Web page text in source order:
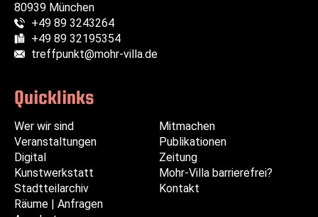
80939 München
Telefon:
+49 89 3243264
Fax:
+49 89 32195354
E-Mail:
treffpunkt@mohr-villa.de
Quicklinks
überspringen
Wer wir sind
Veranstaltungen
Digital
Kunstwerkstatt
Stadtteilarchiv
Räume | Anfragen
überspringen
Mitmachen
Publikationen
Zeitung
Mohr-Villa barrierefrei?
Kontakt